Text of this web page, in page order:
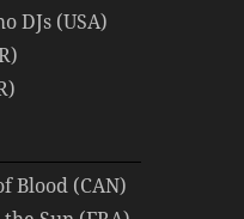
DJs (USA)
Blood (CAN)